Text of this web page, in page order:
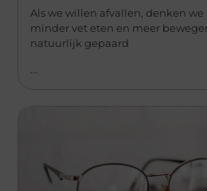
Als we willen afvallen, denken we
minder vet eten en meer
natuurlijk gepaard
...